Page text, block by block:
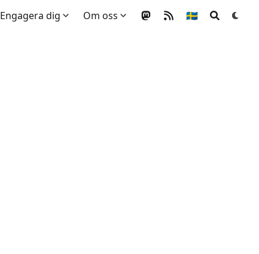
Engagera dig Om oss 🇸🇪